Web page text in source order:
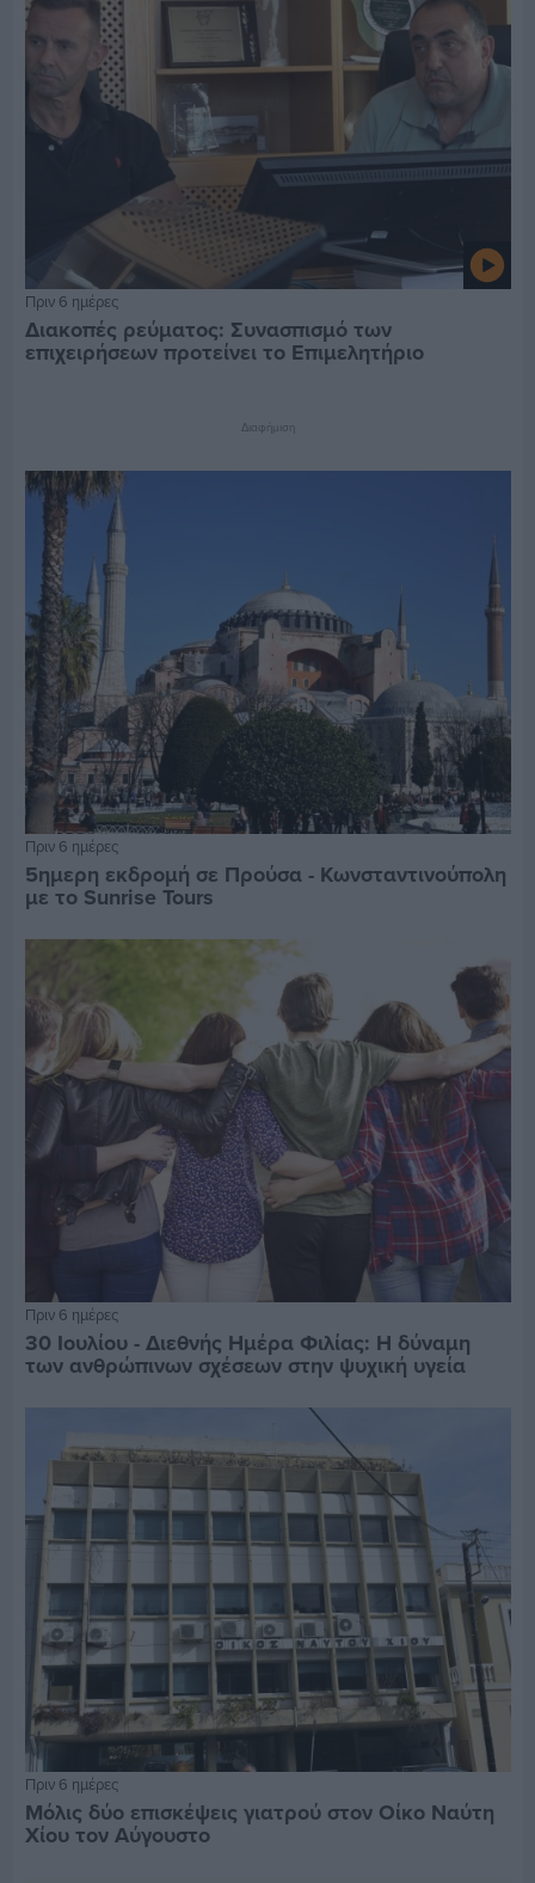
Πριν 6 ημέρες
Διακοπές ρεύματος: Συνασπισμό των
επιχειρήσεων προτείνει το Επιμελητήριο
Διαφήμιση
Πριν 6 ημέρες
5ημερη εκδρομή σε Προύσα - Κωνσταντινούπολη
με το Sunrise Tours
Πριν 6 ημέρες
30 Ιουλίου - Διεθνής Ημέρα Φιλίας: Η δύναμη
των ανθρώπινων σχέσεων στην ψυχική υγεία
Πριν 6 ημέρες
Μόλις δύο επισκέψεις γιατρού στον Οίκο Ναύτη
Χίου τον Αύγουστο